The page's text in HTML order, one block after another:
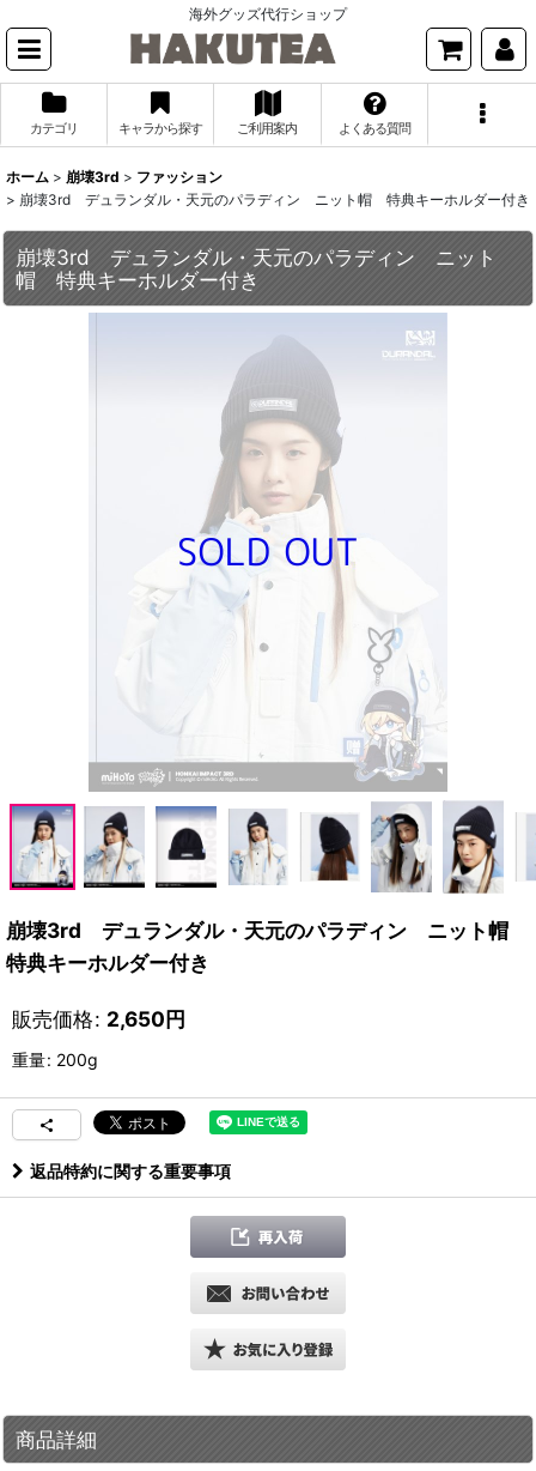
海外グッズ代行ショップ
カテゴリ キャラから探す ご利用案内 よくある質問
ホーム > 崩壊3rd > ファッション
> 崩壊3rd デュランダル・天元のパラディン ニット帽 特典キーホルダー付き
崩壊3rd デュランダル・天元のパラディン ニット
帽 特典キーホルダー付き
崩壊3rd デュランダル・天元のパラディン ニット帽
特典キーホルダー付き
販売価格: 2,650円
重量: 200g
返品特約に関する重要事項
商品詳細